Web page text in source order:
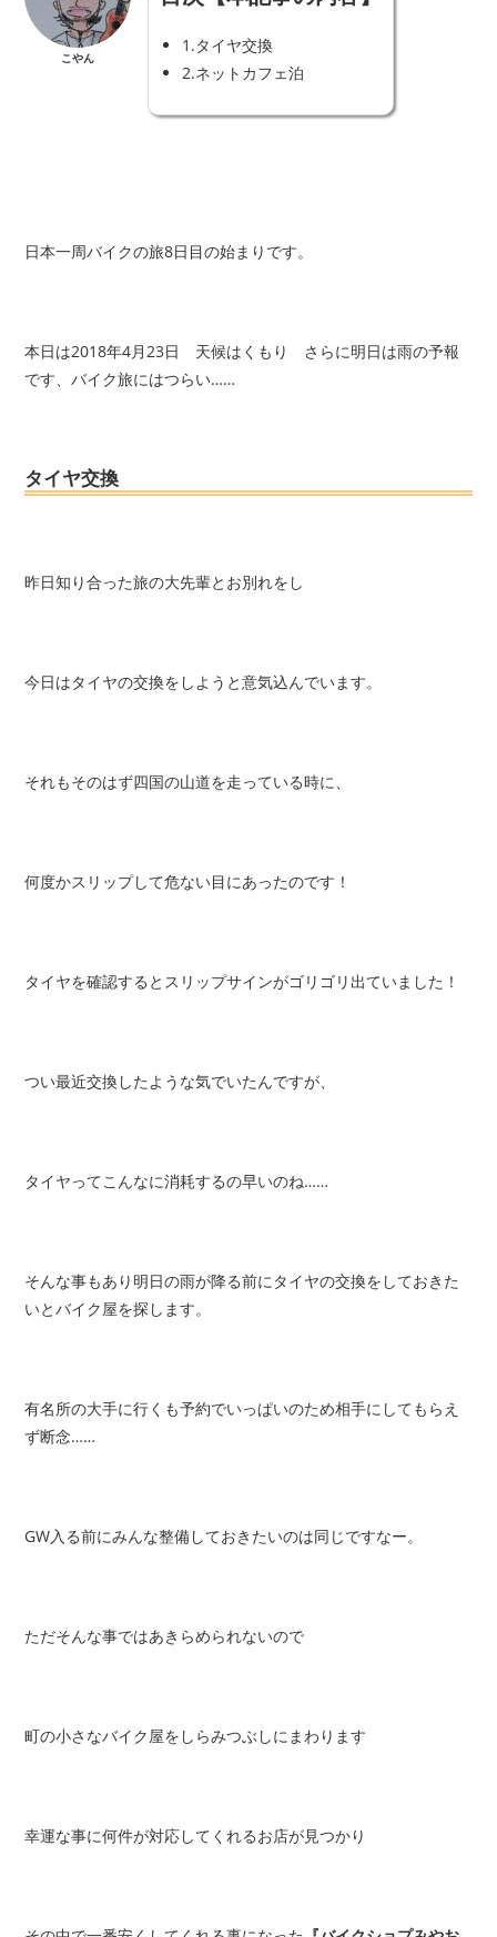
こやん
1.タイヤ交換
2.ネットカフェ泊
日本一周バイクの旅8日目の始まりです。
本日は2018年4月23日 天候はくもり さらに明日は雨の予報
です、バイク旅にはつらい……
タイヤ交換
昨日知り合った旅の大先輩とお別れをし
今日はタイヤの交換をしようと意気込んでいます。
それもそのはず四国の山道を走っている時に、
何度かスリップして危ない目にあったのです！
タイヤを確認すると スリップサインがゴリゴリ出ていました！
つい最近交換したような気でいたんですが、
タイヤってこんなに消耗するの早いのね……
そんな事もあり明日の雨が降る前にタイヤの交換をしておきた
いとバイク屋を探します。
有名所の大手に行くも予約でいっぱいのため相手にしてもらえ
ず断念……
GW入る前にみんな整備しておきたいのは同じですなー。
ただそんな事ではあきらめられないので
町の小さなバイク屋をしらみつぶしにまわります
幸運な事に何件が対応してくれるお店が見つかり